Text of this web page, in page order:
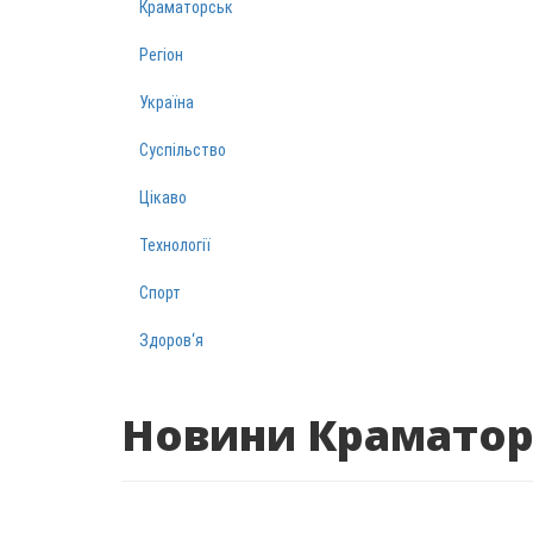
Краматорськ
Регіон
Україна
Суспільство
Цікаво
Технології
Спорт
Здоров‘я
Новини